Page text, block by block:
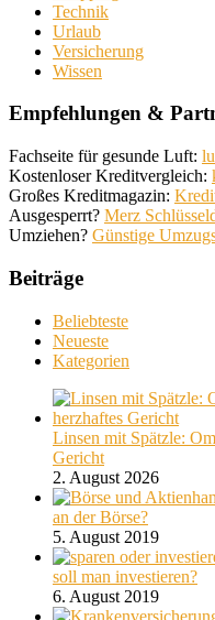
Technik
Urlaub
Versicherung
Wissen
Empfehlungen &
Fachseite für gesunde Luft:
Kostenloser Kreditvergleich:
Großes Kreditmagazin:
Ausgesperrt? Merz
Umziehen? Günstige
Beiträge
Beliebteste
Neueste
Kategorien
Linsen mit Spätzle:
Gericht
2. August 2026
an der Börse?
5. August 2019
soll man investieren?
6. August 2019